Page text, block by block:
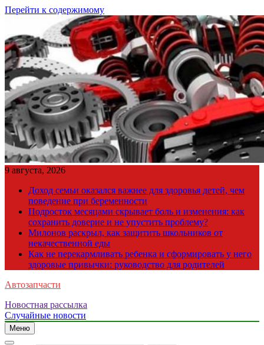
Перейти к содержимому
9 августа, 2026
Доход семьи оказался важнее для здоровья детей, чем
поведение при беременности
Подросток месяцами скрывает боль и изменения: как
сохранить доверие и не упустить проблему?
Милонов раскрыл, как защитить школьников от
некачественной еды
Как не перекармливать ребенка и сформировать у него
здоровые привычки: руководство для родителей
Автозапчасти
Новостная рассылка
Случайные новости
Меню